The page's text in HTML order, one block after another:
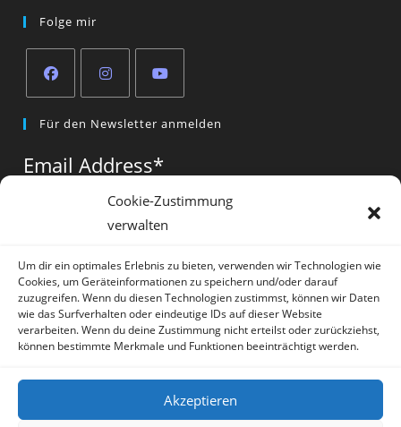
Cookie-Zustimmung
verwalten
Um dir ein optimales Erlebnis zu bieten, verwenden wir Technologien wie
Cookies, um Geräteinformationen zu speichern und/oder darauf
zuzugreifen. Wenn du diesen Technologien zustimmst, können wir Daten
wie das Surfverhalten oder eindeutige IDs auf dieser Website
verarbeiten. Wenn du deine Zustimmung nicht erteilst oder zurückziehst,
können bestimmte Merkmale und Funktionen beeinträchtigt werden.
Akzeptieren
Folge mir
in
new
in
new
in
new
tab
Für den Newsletter anmelden
Email Address*
Vorname*